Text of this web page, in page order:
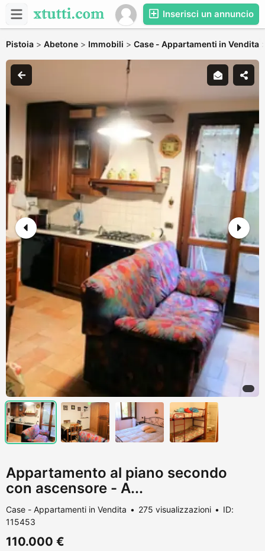
Inserisci un annuncio
Pistoia > Abetone > Immobili > Case - Appartamenti in Vendita
Appartamento al piano secondo
con ascensore - A...
Case - Appartamenti in Vendita 275 visualizzazioni
ID:
115453
110.000 €